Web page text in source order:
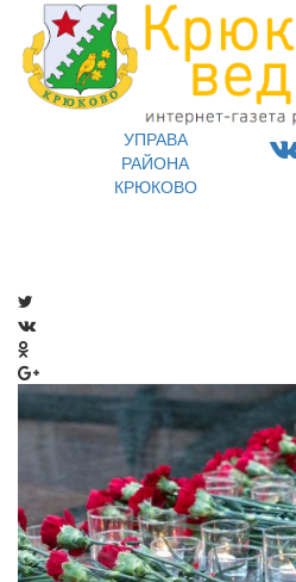
УПРАВА
РАЙОНА
КРЮКОВО